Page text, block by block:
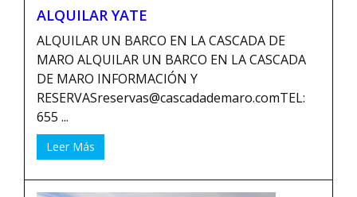
ALQUILAR YATE
ALQUILAR UN BARCO EN LA CASCADA DE
MARO ALQUILAR UN BARCO EN LA CASCADA
DE MARO INFORMACIÓN Y
RESERVASreservas@cascadademaro.comTEL:
655 ...
Leer Más